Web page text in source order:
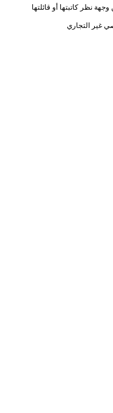
نظر كاتبتها أو قائلتها
غير التجاري